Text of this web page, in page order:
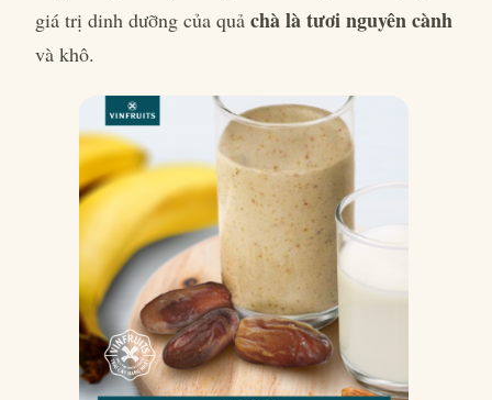
giá trị dinh dưỡng của quả chà là tươi nguyên cành
và khô.